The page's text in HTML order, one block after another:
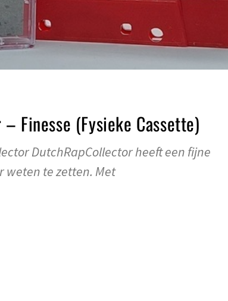
Finesse (Fysieke Cassette)
DutchRapCollector heeft een fijne
weten te zetten. Met